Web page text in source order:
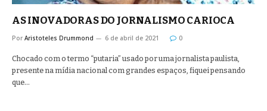
AS INOVADORAS DO JORNALISMO CARIOCA
Por Aristoteles Drummond 6 de abril de 2021 0
Chocado com o termo “putaria” usado por uma jornalista paulista,
presente na mídia nacional com grandes espaços, fiquei pensando
que…